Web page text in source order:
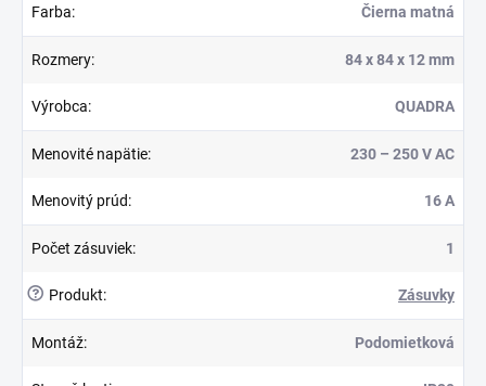
Farba: Čierna matná
Rozmery: 84 x 84 x 12 mm
Výrobca: QUADRA
Menovité napätie: 230 – 250 V AC
Menovitý prúd: 16 A
Počet zásuviek: 1
? Produkt: Zásuvky
Montáž: Podomietková